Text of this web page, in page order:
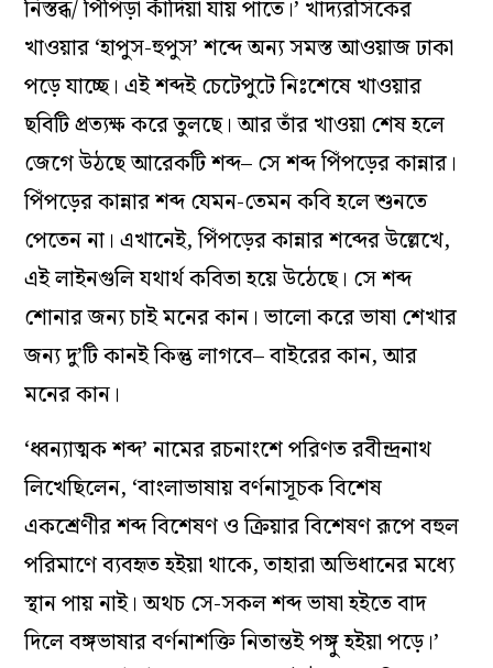
নিস্তব্ধ/পিঁপিড়াকাঁদিয়াযায় পাতে।’ খাদ্যরসিকের
খাওয়ার‘হাপুস-হুপুস’শব্দে অন্যসমস্তআওয়াজঢাকা
পড়ে যাচ্ছে। এই শব্দইচেটেপুটেনিঃশেষেখাওয়ার
ছবিটি প্রত্যক্ষ করে তুলছে।আর তাঁর খাওয়া শেষ হলে
জেগেউঠছে আরেকটি শব্দ–সে শব্দপিঁপড়েরকান্নার।
পিঁপড়েরকান্নারশব্দ যেমন-তেমন কবি হলে শুনতে
পেতেন না। এখানেই,পিঁপড়েরকান্নারশব্দের উল্লেখে,
এই লাইনগুলি যথার্থ কবিতা হয়ে উঠেছে। সে শব্দ
শোনার জন্য চাই মনের কান।ভালো করেভাষা শেখার
জন্য দু’টি কানইকিন্তুলাগবে–বাইরেরকান, আর
মনের কান।
‘ধ্বন্যাত্মকশব্দ’ নামেররচনাংশেপরিণতরবীন্দ্রনাথ
লিখেছিলেন, ‘বাংলাভাষায়বর্ণনাসূচকবিশেষ
একশ্রেণীরশব্দ বিশেষণ ও ক্রিয়ার বিশেষণ রূপে বহুল
পরিমাণে ব্যবহৃত হইয়া থাকে,তাহারা অভিধানের মধ্যে
স্থান পায় নাই। অথচ সে-সকল শব্দ ভাষা হইতে বাদ
দিলেবঙ্গভাষারবর্ণনাশক্তিনিতান্তই পঙ্গু হইয়া পড়ে।’